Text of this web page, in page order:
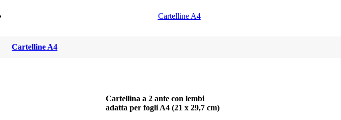
Cartelline A4
Cartelline A4
Cartellina a 2 ante con lembi
adatta per fogli A4 (21 x 29,7 cm)